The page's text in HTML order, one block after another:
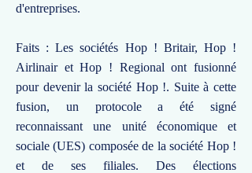
d'entreprises.
Faits : Les sociétés Hop ! Britair, Hop !
Airlinair et Hop ! Regional ont fusionné
pour devenir la société Hop !. Suite à cette
fusion, un protocole a été signé
reconnaissant une unité économique et
sociale (UES) composée de la société Hop !
et de ses filiales. Des élections